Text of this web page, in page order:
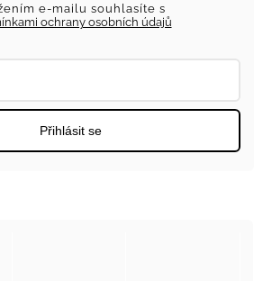
e-mailu souhlasíte s
ochrany osobních údajů
Přihlásit se